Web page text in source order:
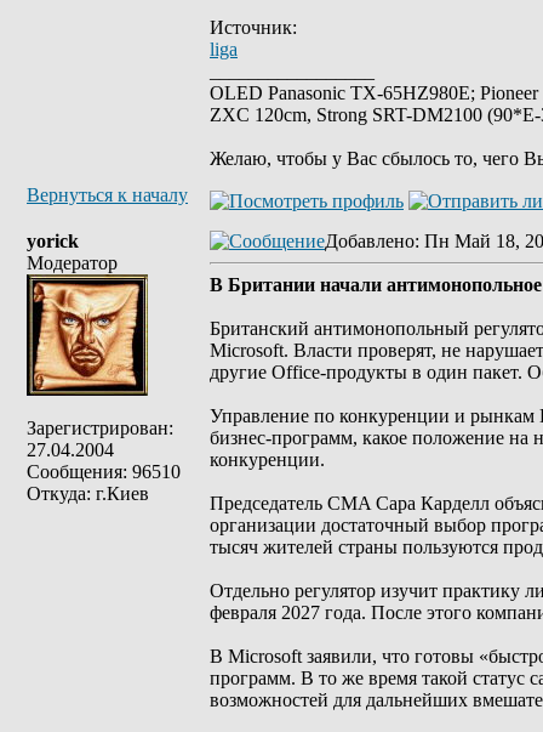
Источник:
liga
OLED Panasonic TX-65HZ980E;
ZXC 120cm, Strong SRT-DM2100
Желаю, чтобы у Вас сбылось то, чего
Вернуться к началу
yorick
Модератор
Зарегистрирован:
27.04.2004
Сообщения: 96510
Откуда: г.Киев
Добавлено: Пн Май 18,
В Британии начали
Британский антимонопольный
Microsoft. Власти проверят, не
другие Office-продукты в один пакет.
Управление по конкуренции и рынкам
бизнес-программ, какое положение
конкуренции.
Председатель CMA Сара Карделл
организации достаточный выбор
тысяч жителей страны пользуются
Отдельно регулятор изучит практику
февраля 2027 года. После этого
В Microsoft заявили, что готовы
программ. В то же время такой статус
возможностей для дальнейших